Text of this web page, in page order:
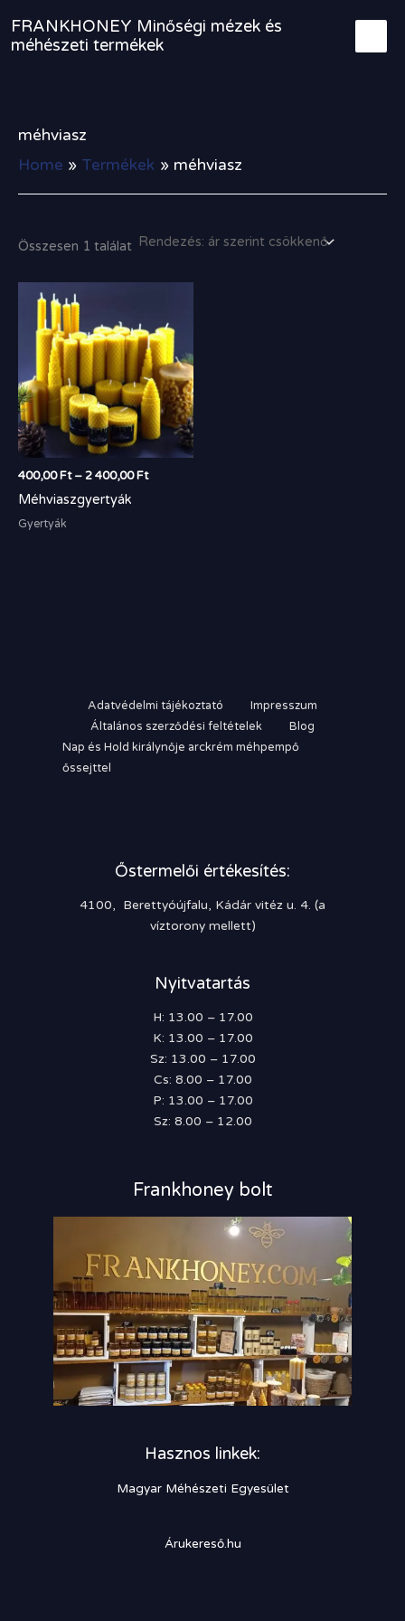
content
FRANKHONEY Minőségi mézek és
méhészeti termékek
méhviasz
Home
Termékek méhviasz
Összesen 1 találat
400,00Ft –2 400,00Ft
2
400,00 Ft
Méhviaszgyertyák
Gyertyák
Adatvédelmi tájékoztató
Impresszum
Általános szerződési feltételek
Blog
Nap és Hold királynője arckrém méhpempő
őssejttel
Őstermelői értékesítés:
4100, Berettyóújfalu, Kádár vitéz u. 4. (a
víztorony mellett)
Nyitvatartás
H: 13.00 – 17.00
K: 13.00 – 17.00
Sz: 13.00 – 17.00
Cs: 8.00 – 17.00
P: 13.00 – 17.00
Sz: 8.00 – 12.00
Frankhoney bolt
Hasznos linkek:
Magyar Méhészeti Egyesület
Árukereső.hu